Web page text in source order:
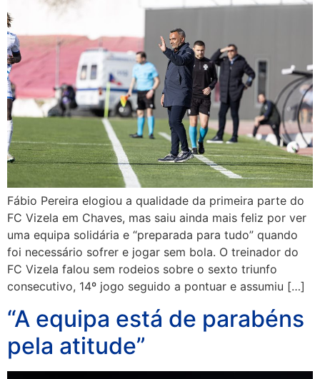
Fábio Pereira elogiou a qualidade da primeira parte do
FC Vizela em Chaves, mas saiu ainda mais feliz por ver
uma equipa solidária e “preparada para tudo” quando
foi necessário sofrer e jogar sem bola. O treinador do
FC Vizela falou sem rodeios sobre o sexto triunfo
consecutivo, 14º jogo seguido a pontuar e assumiu […]
“A equipa está de parabéns
pela atitude”